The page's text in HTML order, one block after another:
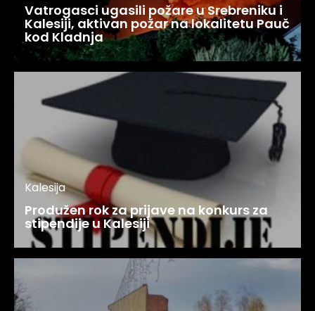
Vatrogasci ugasili požare u Srebreniku i
Kalesiji, aktivan požar na lokalitetu Pauč
kod Kladnja
Kalesija
Produžen rok za prijave na konkurs za
stipendije u Kalesiji